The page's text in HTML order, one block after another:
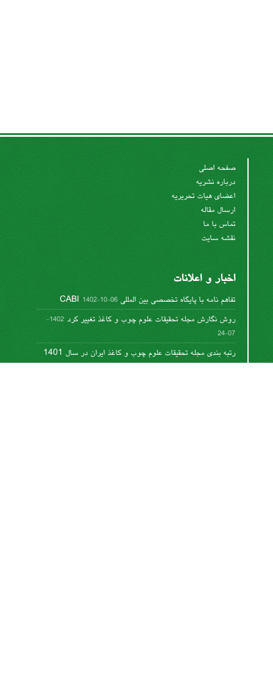
صفحه اصلی
درباره نشریه
اعضای هیات تحریریه
ارسال مقاله
تماس با ما
نقشه سایت
اخبار و اعلانات
تفاهم نامه با پایگاه تخصصی بین المللی CABI 1402-10-06
روش نگارش مجله تحقیقات علوم چوب و کاغذ تغییر کرد
1402-
07-24
رتبه بندی مجله تحقیقات علوم چوب و کاغذ ایران در سال 1401